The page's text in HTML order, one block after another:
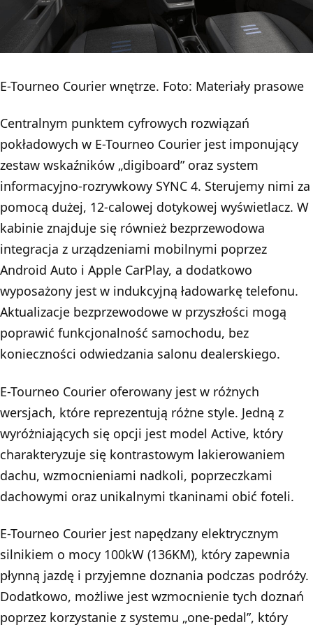
E-Tourneo Courier wnętrze. Foto: Materiały prasowe
Centralnym punktem cyfrowych rozwiązań
pokładowych w E-Tourneo Courier jest imponujący
zestaw wskaźników „digiboard” oraz system
informacyjno-rozrywkowy SYNC 4. Sterujemy nimi za
pomocą dużej, 12-calowej dotykowej wyświetlacz. W
kabinie znajduje się również bezprzewodowa
integracja z urządzeniami mobilnymi poprzez
Android Auto i Apple CarPlay, a dodatkowo
wyposażony jest w indukcyjną ładowarkę telefonu.
Aktualizacje bezprzewodowe w przyszłości mogą
poprawić funkcjonalność samochodu, bez
konieczności odwiedzania salonu dealerskiego.
E-Tourneo Courier oferowany jest w różnych
wersjach, które reprezentują różne style. Jedną z
wyróżniających się opcji jest model Active, który
charakteryzuje się kontrastowym lakierowaniem
dachu, wzmocnieniami nadkoli, poprzeczkami
dachowymi oraz unikalnymi tkaninami obić foteli.
E-Tourneo Courier jest napędzany elektrycznym
silnikiem o mocy 100kW (136KM), który zapewnia
płynną jazdę i przyjemne doznania podczas podróży.
Dodatkowo, możliwe jest wzmocnienie tych doznań
poprzez korzystanie z systemu „one-pedal”, który